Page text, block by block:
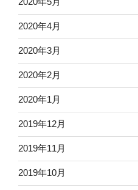
2020年4月
2020年3月
2020年2月
2020年1月
2019年12月
2019年11月
2019年10月